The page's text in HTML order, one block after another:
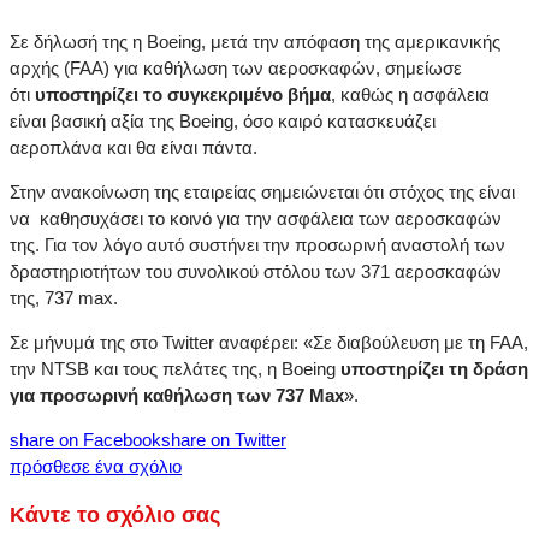
Σε δήλωσή της η Boeing, μετά την απόφαση της αμερικανικής
αρχής (FAA) για καθήλωση των αεροσκαφών, σημείωσε
ότι υποστηρίζει το συγκεκριμένο βήμα, καθώς η ασφάλεια
είναι βασική αξία της Boeing, όσο καιρό κατασκευάζει
αεροπλάνα και θα είναι πάντα.
Στην ανακοίνωση της εταιρείας σημειώνεται ότι στόχος της είναι
να καθησυχάσει το κοινό για την ασφάλεια των αεροσκαφών
της. Για τον λόγο αυτό συστήνει την προσωρινή αναστολή των
δραστηριοτήτων του συνολικού στόλου των 371 αεροσκαφών
της, 737 max.
Σε μήνυμά της στο Twitter αναφέρει: «Σε διαβούλευση με τη FAA,
την NTSB και τους πελάτες της, η Boeing υποστηρίζει τη δράση
για προσωρινή καθήλωση των 737 Max».
share on Facebookshare on Twitter
πρόσθεσε ένα σχόλιο
Κάντε το σχόλιο σας